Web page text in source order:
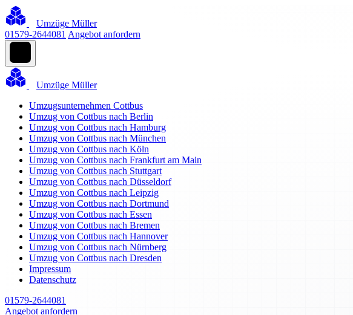
Umzüge Müller
01579-2644081 Angebot anfordern
Umzüge Müller
Umzugsunternehmen Cottbus
Umzug von Cottbus nach Berlin
Umzug von Cottbus nach Hamburg
Umzug von Cottbus nach München
Umzug von Cottbus nach Köln
Umzug von Cottbus nach Frankfurt am Main
Umzug von Cottbus nach Stuttgart
Umzug von Cottbus nach Düsseldorf
Umzug von Cottbus nach Leipzig
Umzug von Cottbus nach Dortmund
Umzug von Cottbus nach Essen
Umzug von Cottbus nach Bremen
Umzug von Cottbus nach Hannover
Umzug von Cottbus nach Nürnberg
Umzug von Cottbus nach Dresden
Impressum
Datenschutz
01579-2644081
Angebot anfordern